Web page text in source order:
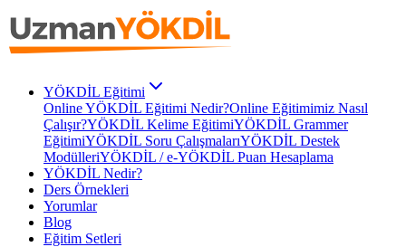
YÖKDİL Eğitimi
Online YÖKDİL Eğitimi Nedir?Online Eğitimimiz Nasıl
Çalışır?YÖKDİL Kelime EğitimiYÖKDİL Grammer
EğitimiYÖKDİL Soru ÇalışmalarıYÖKDİL Destek
ModülleriYÖKDİL / e-YÖKDİL Puan Hesaplama
YÖKDİL Nedir?
Ders Örnekleri
Yorumlar
Blog
Eğitim Setleri